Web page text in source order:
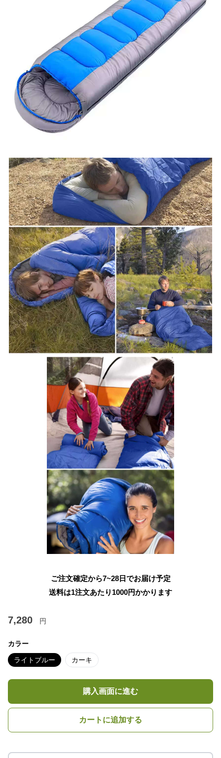
ご注文確定から7~28日でお届け予定
送料は1注文あたり 1000円かかります
7,280 円
カラー
ライトブルー カーキ
購入画面に進む
カートに追加する